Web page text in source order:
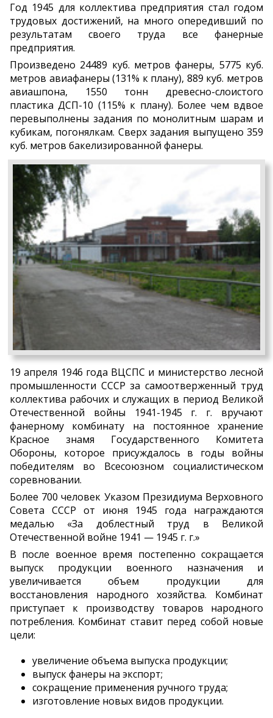
Год 1945 для коллектива предприятия стал годом
трудовых достижений, на много опередивший по
результатам своего труда все фанерные
предприятия.
Произведено 24489 куб. метров фанеры, 5775 куб.
метров авиафанеры (131% к плану), 889 куб. метров
авиашпона, 1550 тонн древесно-слоистого
пластика ДСП-10 (115% к плану). Более чем вдвое
перевыполнены задания по монолитным шарам и
кубикам, погонялкам. Сверх задания выпущено 359
куб. метров бакелизированной фанеры.
19 апреля 1946 года ВЦСПС и министерство лесной
промышленности СССР за самоотверженный труд
коллектива рабочих и служащих в период Великой
Отечественной войны 1941-1945 г. г. вручают
фанерному комбинату на постоянное хранение
Красное знамя Государственного Комитета
Обороны, которое присуждалось в годы войны
победителям во Всесоюзном социалистическом
соревновании.
Более 700 человек Указом Президиума Верховного
Совета СССР от июня 1945 года награждаются
медалью «За доблестный труд в Великой
Отечественной войне 1941 — 1945 г. г.»
В после военное время постепенно сокращается
выпуск продукции военного назначения и
увеличивается объем продукции для
восстановления народного хозяйства. Комбинат
приступает к производству товаров народного
потребления. Комбинат ставит перед собой новые
цели:
увеличение объема выпуска продукции;
выпуск фанеры на экспорт;
сокращение применения ручного труда;
изготовление новых видов продукции.